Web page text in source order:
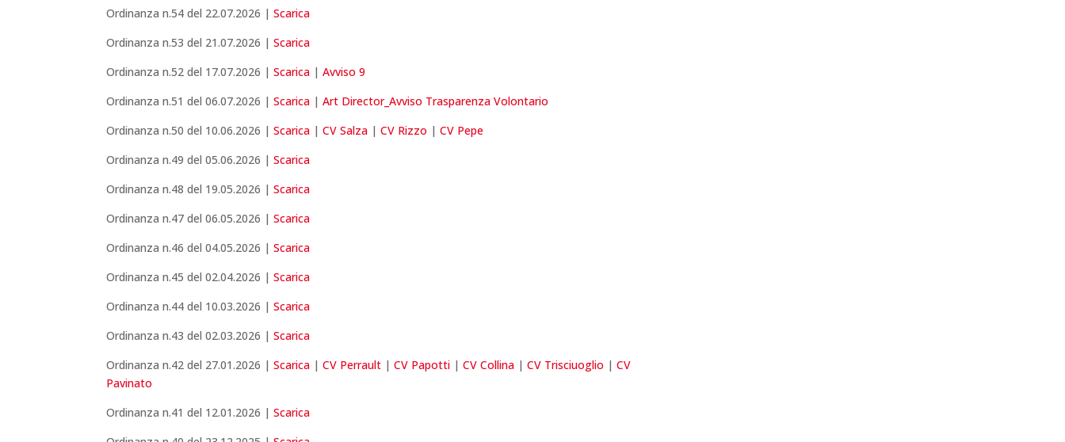
Ordinanza n.54 del 22.07.2026 |Scarica
Ordinanza n.53 del 21.07.2026 |Scarica
Ordinanza n.52 del 17.07.2026 |Scarica |Avviso 9
Ordinanza n.51 del 06.07.2026 |Scarica |Art Director_Avviso Trasparenza Volontario
Ordinanza n.50 del 10.06.2026 |Scarica |CV Salza |CV Rizzo |CV Pepe
Ordinanza n.49 del 05.06.2026 |Scarica
Ordinanza n.48 del 19.05.2026 |Scarica
Ordinanza n.47 del 06.05.2026 |Scarica
Ordinanza n.46 del 04.05.2026 |Scarica
Ordinanza n.45 del 02.04.2026 |Scarica
Ordinanza n.44 del 10.03.2026 |Scarica
Ordinanza n.43 del 02.03.2026 |Scarica
Ordinanza n.42 del 27.01.2026 |Scarica |CV Perrault |CV Papotti |CV Collina |CV Trisciuoglio |CV
Pavinato
Ordinanza n.41 del 12.01.2026 |Scarica